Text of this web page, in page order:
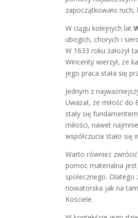
zapoczątkowało
W ciągu kolejnych lat
ubogich, chorych i
W 1633 roku założył
Wincenty wierzył, że
jego praca stała się
Jednym z
Uważał, że miłość do
stały się
miłości, nawet
współczucia stało się
Warto również
pomoc materialna
społecznego. Dlatego
nowatorska jak na
Kościele.